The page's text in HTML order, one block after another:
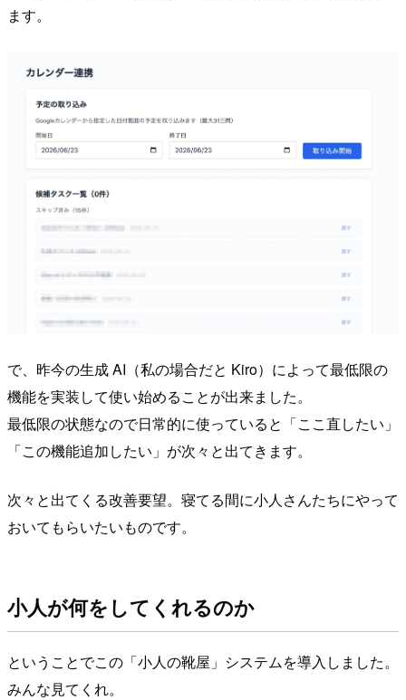
ます。
で、昨今の生成 AI（私の場合だと Kiro）によって最低限の
機能を実装して使い始めることが出来ました。
最低限の状態なので日常的に使っていると「ここ直したい」
「この機能追加したい」が次々と出てきます。
次々と出てくる改善要望。寝てる間に小人さんたちにやって
おいてもらいたいものです。
小人が何をしてくれるのか
ということでこの「小人の靴屋」システムを導入しました。
みんな見てくれ。